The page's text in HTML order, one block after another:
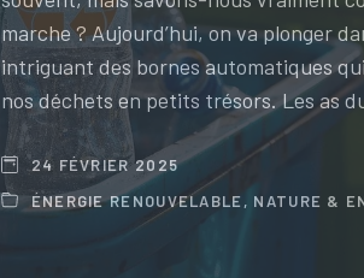
marche ? Aujourd’hui, on va plonger
intriguant des bornes automatiques
nos déchets en petits trésors. Les as
24 FÉVRIER 2025
ÉNERGIE RENOUVELABLE, NATURE &